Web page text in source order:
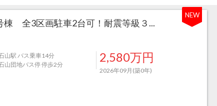
NEW
全3区画駐車2台可！耐震等級３...
山駅 バス乗車14分
山団地バス停 停歩2分
2,580万円
2026年09月(築0年)